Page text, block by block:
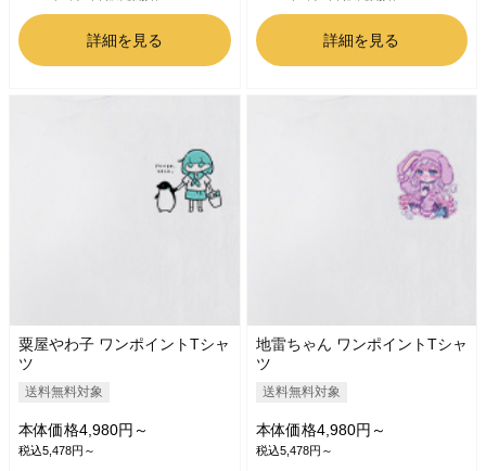
詳細を見る 詳細を見る
粟屋やわ子 ワンポイントTシャ
ツ
送料無料対象
本体価格4,980円～
税込5,478円～
地雷ちゃん ワンポイントTシャ
ツ
送料無料対象
本体価格4,980円～
税込5,478円～